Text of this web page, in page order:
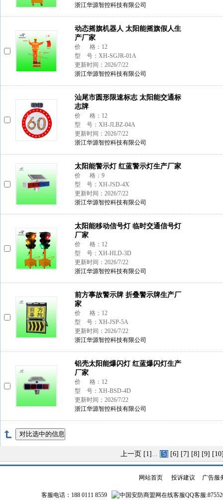
浙江华源智控科技有限公司
动态摇旗机器人 太阳能摇旗假人生
产厂家
价 格：12
型 号：XH-SGJR-01A
更新时间：2026/7/22
浙江华源智控科技有限公司
汕尾市圆形限速标志 太阳能交通标
志牌
价 格：12
型 号：XH-JLBZ-04A
更新时间：2026/7/22
浙江华源智控科技有限公司
太阳能警示灯 红蓝警示灯生产厂家
价 格：9
型 号：XH-JSD-4X
更新时间：2026/7/22
浙江华源智控科技有限公司
太阳能移动信号灯 临时交通信号灯
厂家
价 格：12
型 号：XH-HLD-3D
更新时间：2026/7/22
浙江华源智控科技有限公司
前方事故警示牌 折叠警示牌生产厂
家
价 格：12
型 号：XH-JSP-5A
更新时间：2026/7/22
浙江华源智控科技有限公司
铝壳太阳能爆闪灯 红蓝爆闪灯生产
厂家
价 格：12
型 号：XH-BSD-4D
更新时间：2026/7/22
浙江华源智控科技有限公司
上一页 [1] ... [5] [6] [7] [8] [9]
网站首页| 投诉建议 广告服
客服电话：188 0111 8559 QQ客服